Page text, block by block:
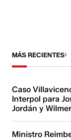
MÁS RECIENTES
Caso
Interpol para
Jordán y
Ministro